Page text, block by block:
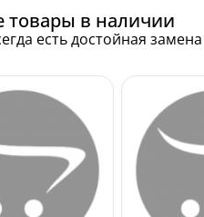
ДИВАН БРУКЛИН В2
товары в наличии
есть достойная замена